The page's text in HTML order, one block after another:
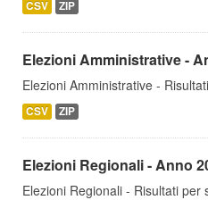
CSV ZIP
Elezioni Amministrative -
Elezioni Amministrative -
CSV ZIP
Elezioni Regionali - Anno
Elezioni Regionali - Risultati per